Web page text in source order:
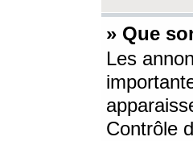
» Que
Les
Contrôle